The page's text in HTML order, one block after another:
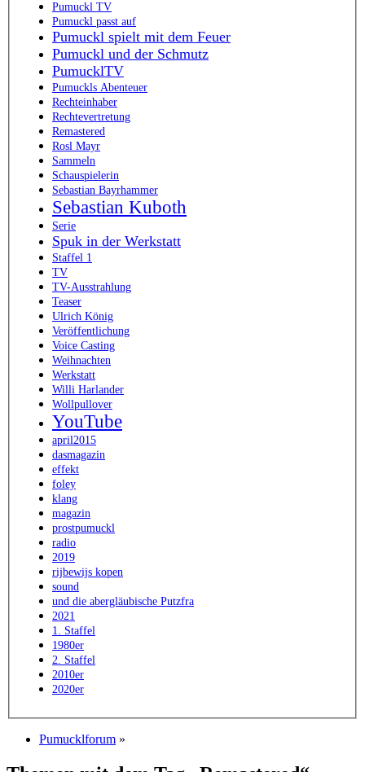
Pumuckl TV
Pumuckl passt auf
Pumuckl spielt mit dem Feuer
Pumuckl und der Schmutz
PumucklTV
Pumuckls Abenteuer
Rechteinhaber
Rechtevertretung
Remastered
Rosl Mayr
Sammeln
Schauspielerin
Sebastian Bayrhammer
Sebastian Kuboth
Serie
Spuk in der Werkstatt
Staffel 1
TV
TV-Ausstrahlung
Teaser
Ulrich König
Veröffentlichung
Voice Casting
Weihnachten
Werkstatt
Willi Harlander
Wollpullover
YouTube
april2015
dasmagazin
effekt
foley
klang
magazin
prostpumuckl
radio
2019
rijbewijs kopen
sound
und die abergläubische Putzfra
2021
1. Staffel
1980er
2. Staffel
2010er
2020er
Pumucklforum »